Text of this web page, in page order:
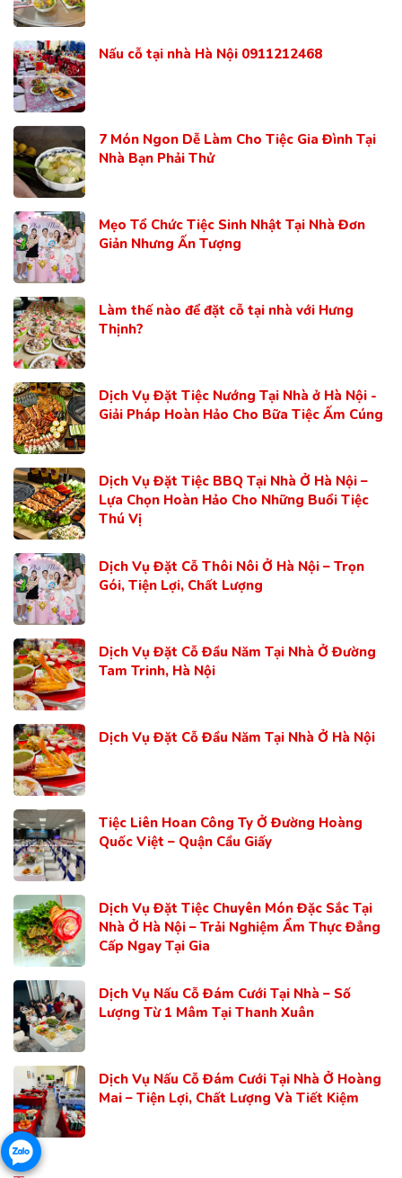
Nấu cỗ tại nhà Hà Nội 0911212468
7 Món Ngon Dễ Làm Cho Tiệc Gia Đình Tại
Nhà Bạn Phải Thử
Mẹo Tổ Chức Tiệc Sinh Nhật Tại Nhà Đơn
Giản Nhưng Ấn Tượng
Làm thế nào để đặt cỗ tại nhà với Hưng
Thịnh?
Dịch Vụ Đặt Tiệc Nướng Tại Nhà ở Hà Nội -
Giải Pháp Hoàn Hảo Cho Bữa Tiệc Ấm Cúng
Dịch Vụ Đặt Tiệc BBQ Tại Nhà Ở Hà Nội –
Lựa Chọn Hoàn Hảo Cho Những Buổi Tiệc
Thú Vị
Dịch Vụ Đặt Cỗ Thôi Nôi Ở Hà Nội – Trọn
Gói, Tiện Lợi, Chất Lượng
Dịch Vụ Đặt Cỗ Đầu Năm Tại Nhà Ở Đường
Tam Trinh, Hà Nội
Dịch Vụ Đặt Cỗ Đầu Năm Tại Nhà Ở Hà Nội
Tiệc Liên Hoan Công Ty Ở Đường Hoàng
Quốc Việt – Quận Cầu Giấy
Dịch Vụ Đặt Tiệc Chuyên Món Đặc Sắc Tại
Nhà Ở Hà Nội – Trải Nghiệm Ẩm Thực Đẳng
Cấp Ngay Tại Gia
Dịch Vụ Nấu Cỗ Đám Cưới Tại Nhà – Số
Lượng Từ 1 Mâm Tại Thanh Xuân
Dịch Vụ Nấu Cỗ Đám Cưới Tại Nhà Ở Hoàng
Mai – Tiện Lợi, Chất Lượng Và Tiết Kiệm